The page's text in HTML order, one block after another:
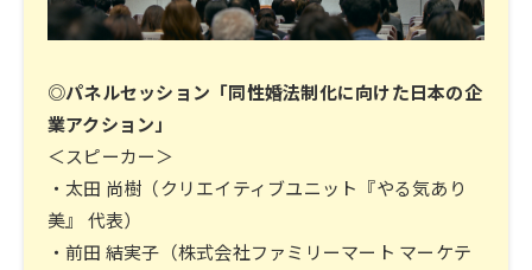
◎パネルセッション「同性婚法制化に向けた日本の企
業アクション」
＜スピーカー＞
・太田 尚樹（クリエイティブユニット『やる気あり
美』 代表）
・前田 結実子（株式会社ファミリーマート マーケテ